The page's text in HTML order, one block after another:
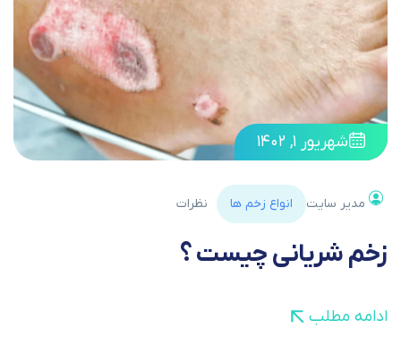
شهریور ۱, ۱۴۰۲
مدیر سایت انواع زخم ها نظرات
زخم شریانی چیست ؟
ادامه مطلب